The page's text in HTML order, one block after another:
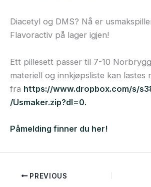
Diacetyl og DMS? Nå er
Flavoractiv på lager igjen!
Ett pillesett passer til 7-10
materiell og innkjøpsliste kan lastes
fra https://www.dropbox.com/s/
/Usmaker.zip?dl=0.
Påmelding finner du her!
PREVIOUS